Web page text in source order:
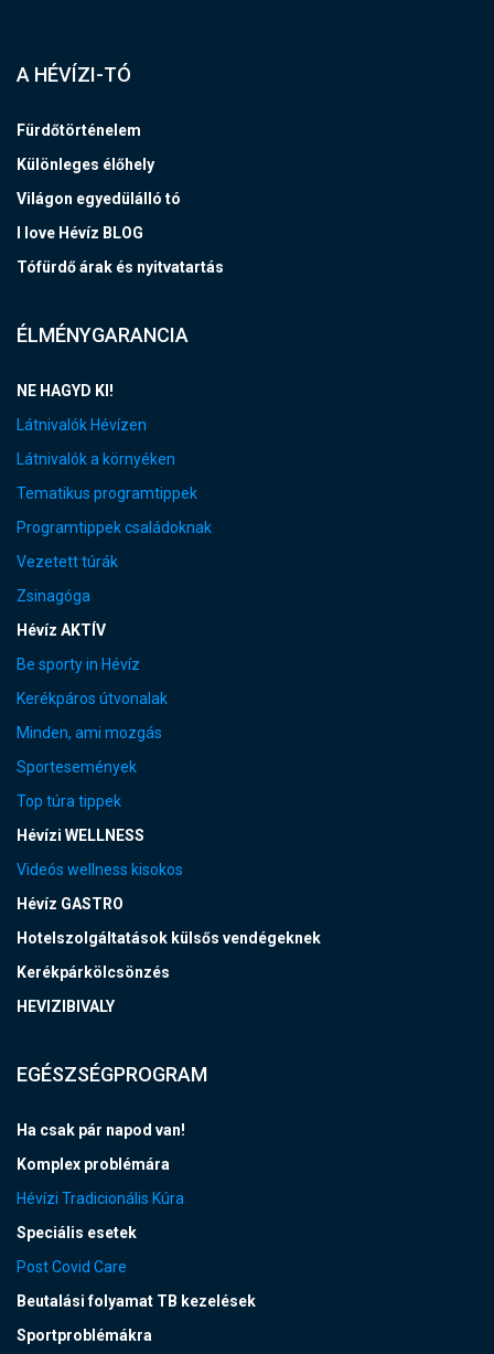
A HÉVÍZI-TÓ
Fürdőtörténelem
Különleges élőhely
Világon egyedülálló tó
I love Hévíz BLOG
Tófürdő árak és nyitvatartás
ÉLMÉNYGARANCIA
NE HAGYD KI!
Látnivalók Hévízen
Látnivalók a környéken
Tematikus programtippek
Programtippek családoknak
Vezetett túrák
Zsinagóga
Hévíz AKTÍV
Be sporty in Hévíz
Kerékpáros útvonalak
Minden, ami mozgás
Sportesemények
Top túra tippek
Hévízi WELLNESS
Videós wellness kisokos
Hévíz GASTRO
Hotelszolgáltatások külsős vendégeknek
Kerékpárkölcsönzés
HEVIZIBIVALY
EGÉSZSÉGPROGRAM
Ha csak pár napod van!
Komplex problémára
Hévízi Tradicionális Kúra
Speciális esetek
Post Covid Care
Beutalási folyamat TB kezelések
Sportproblémákra